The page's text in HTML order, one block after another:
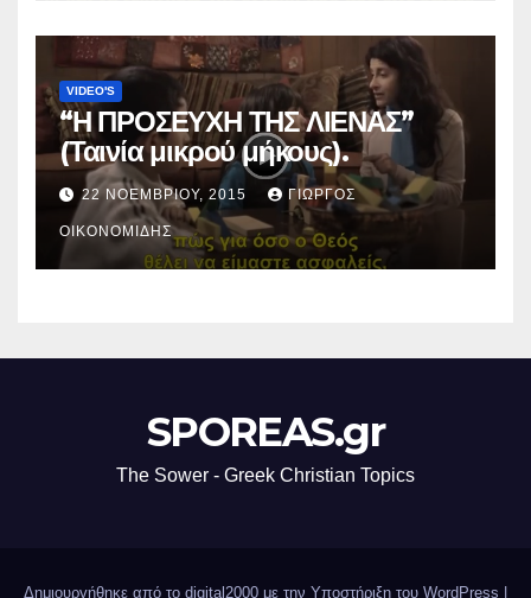
VIDEO'S
“Η ΠΡΟΣΕΥΧΗ ΤΗΣ ΛΙΕΝΑΣ”
(Ταινία μικρού μήκους).
22 ΝΟΕΜΒΡΊΟΥ, 2015 ΓΙΏΡΓΟΣ
ΟΙΚΟΝΟΜΊΔΗΣ
SPOREAS.gr
The Sower - Greek Christian Topics
Δημιουργήθηκε από το digital2000 με την Υποστήριξη του WordPress